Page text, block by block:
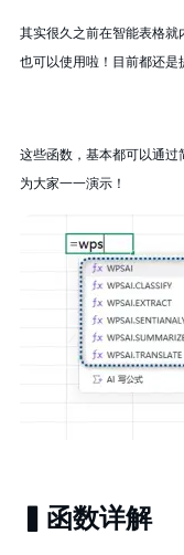
其实很久之前在智能表格就
也可以使用啦！目前都还是
这些函数，基本都可以通
为大家一一演示！
▍函数详解